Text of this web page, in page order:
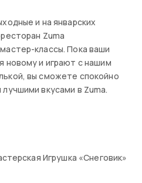
и на январских
Zuma
классы. Пока ваши
новому и играют с нашим
вы сможете спокойно
вкусами в Zuma.
Игрушка «Снеговик»